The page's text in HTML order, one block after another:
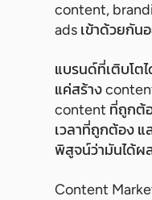
content,
ads เข้าด้วยกัน
แบรนด์ที่เติบโต
แค่สร้าง
content ที่ถูกต้
เวลาที่ถูกต้อง แ
พิสูจน์ว่ามันได้ผ
Content